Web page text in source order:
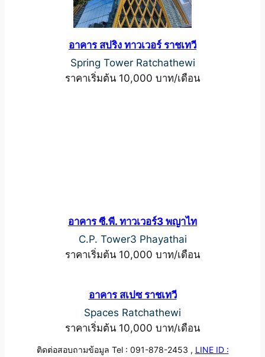
อาคาร สปริง ทาวเวอร์ ราชเทวี
Spring Tower Ratchathewi
ราคาเริ่มต้น 10,000 บาท/เดือน
อาคาร ซี.พี. ทาวเวอร์3 พญาไท
C.P. Tower3 Phayathai
ราคาเริ่มต้น 10,000 บาท/เดือน
อาคาร สเปซ ราชเทวี
Spaces Ratchathewi
ราคาเริ่มต้น 10,000 บาท/เดือน
ติดต่อสอบถามข้อมูล Tel : 091-878-2453 , LINE ID :